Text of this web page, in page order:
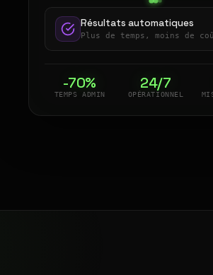
Résultats automatiques
Plus de temps, moins de
-70%
TEMPS ADMIN
24/7
OPÉRATIONNEL